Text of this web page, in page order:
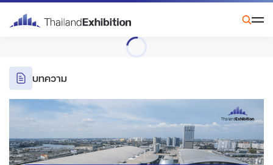
บทความ